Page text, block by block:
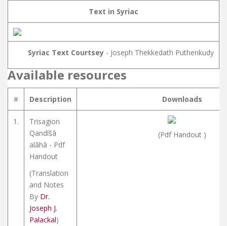
Text in Syriac
Syriac Text Courtsey - Joseph Thekkedath Puthenkudy
Available resources
# Description Downloads
1.
Trisagion
Qandīšā
alāhā - Pdf
Handout
(Translation
and Notes
By Dr.
Joseph J.
Palackal)
(Pdf Handout )